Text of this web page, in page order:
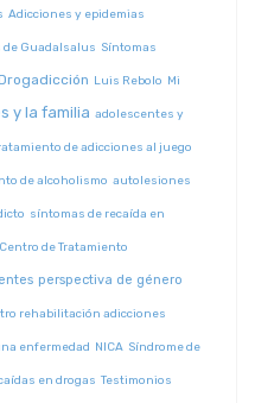
Adicciones y epidemias
de Guadalsalus Síntomas
Luis Rebolo Mi
y la familia adolescentes y
de adicciones al juego
de alcoholismo autolesiones
síntomas de recaída en
Centro de Tratamiento
perspectiva de género
rehabilitación adicciones
enfermedad NICA Síndrome de
en drogas Testimonios